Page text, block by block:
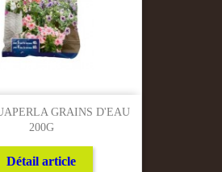
GRAINS D'EAU
200G
Détail article